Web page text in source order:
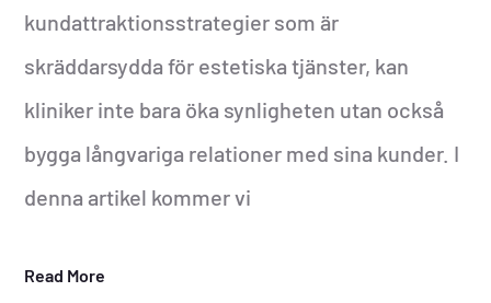
kundattraktionsstrategier som är
skräddarsydda för estetiska tjänster, kan
kliniker inte bara öka synligheten utan också
bygga långvariga relationer med sina kunder. I
denna artikel kommer vi
Read More